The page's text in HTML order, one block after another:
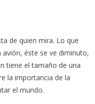
de quien mira. Lo que
avión, éste se ve diminuto,
tiene el tamaño de una
la importancia de la
el mundo.